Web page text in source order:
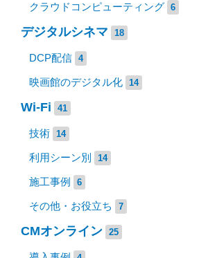
クラウドコンピューティング 6
デジタルシネマ 18
DCP配信 4
映画館のデジタル化 14
Wi-Fi 41
技術 14
利用シーン別 14
施工事例 6
その他・お役立ち 7
CMオンライン 25